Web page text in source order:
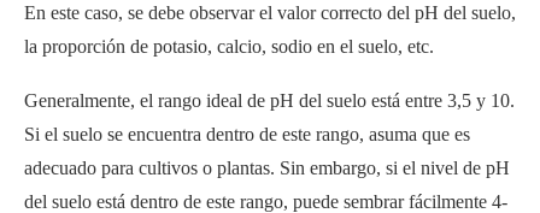
En este caso, se debe observar el valor correcto del pH del suelo,
la proporción de potasio, calcio, sodio en el suelo, etc.
Generalmente, el rango ideal de pH del suelo está entre 3,5 y 10.
Si el suelo se encuentra dentro de este rango, asuma que es
adecuado para cultivos o plantas. Sin embargo, si el nivel de pH
del suelo está dentro de este rango, puede sembrar fácilmente 4-